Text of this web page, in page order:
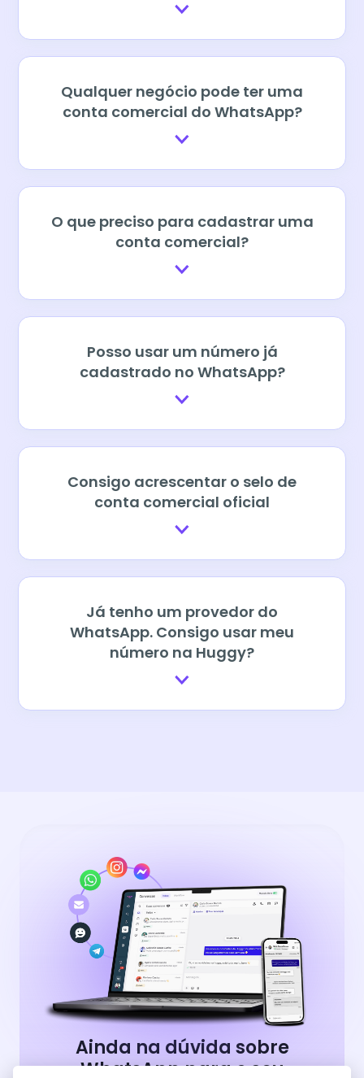
Qualquer negócio pode ter uma
conta comercial do WhatsApp?
O que preciso para cadastrar uma
conta comercial?
Posso usar um número já
cadastrado no WhatsApp?
Consigo acrescentar o selo de
conta comercial oficial
Já tenho um provedor do
WhatsApp. Consigo usar meu
número na Huggy?
Ainda na dúvida sobre
WhatsApp para o seu